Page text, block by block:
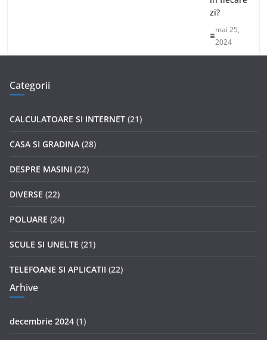
zi?
mai 25,
2024
Categorii
CALCULATOARE SI INTERNET (21)
CASA SI GRADINA (28)
DESPRE MASINI (22)
DIVERSE (22)
POLUARE (24)
SCULE SI UNELTE (21)
TELEFOANE SI APLICATII (22)
Arhive
decembrie 2024 (1)